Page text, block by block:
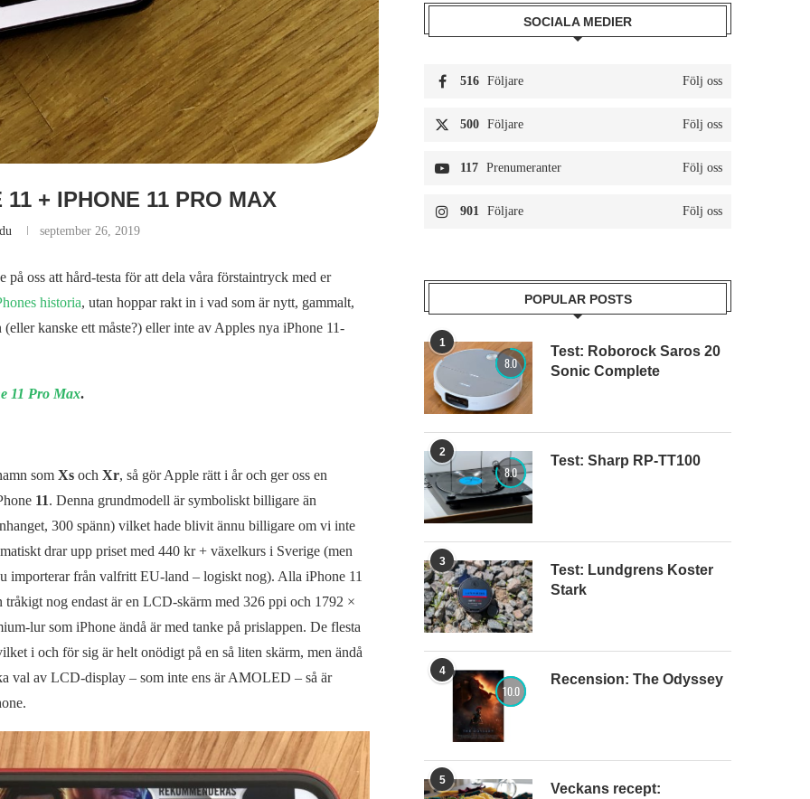
+ IPHONE 11 PRO MAX
september 26, 2019
oss att hård-testa för att dela våra förstaintryck med er
historia, utan hoppar rakt in i vad som är nytt, gammalt,
kanske ett måste?) eller inte av Apples nya iPhone 11-
11 Pro Max.
som Xsoch Xr, så gör Apple rätt i år och ger oss en
11. Denna grundmodell är symboliskt billigare än
300 spänn) vilket hade blivit ännu billigare om vi inte
drar upp priset med 440 kr + växelkurs i Sverige (men
importerar från valfritt EU-land – logiskt nog). Alla iPhone 11
nog endast är en LCD-skärm med 326 ppi och 1792 ×
lur som iPhone ändå är med tanke på prislappen. De flesta
i och för sig är helt onödigt på en så liten skärm, men ändå
val av LCD-display – som inte ens är AMOLED – så är
SOCIALA MEDIER
516 Följare Följ oss
500 Följare Följ oss
117 Prenumeranter Följ oss
901 Följare Följ oss
POPULAR POSTS
1
8.0
Test: Roborock Saros 20
Sonic Complete
2
8.0
Test: Sharp RP-TT100
3
Test: Lundgrens Koster
Stark
4
10.0
Recension: The Odyssey
5
Veckans recept: